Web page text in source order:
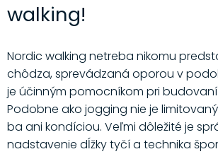
walking!
Nordic walking netreba nikomu
chôdza, sprevádzaná oporou v
je účinným pomocníkom pri
Podobne ako jogging nie je
ba ani kondíciou. Veľmi dôležité je
nadstavenie dĺžky tyčí a technika